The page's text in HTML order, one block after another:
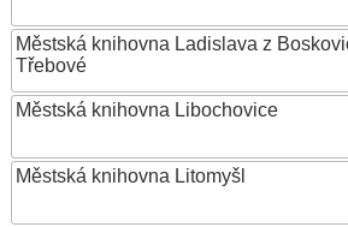
Městská knihovna Ladislava z
Třebové
Městská knihovna Libochovice
Městská knihovna Litomyšl